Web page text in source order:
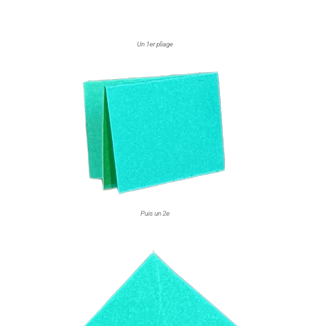
Un 1er pliage
Puis un 2e